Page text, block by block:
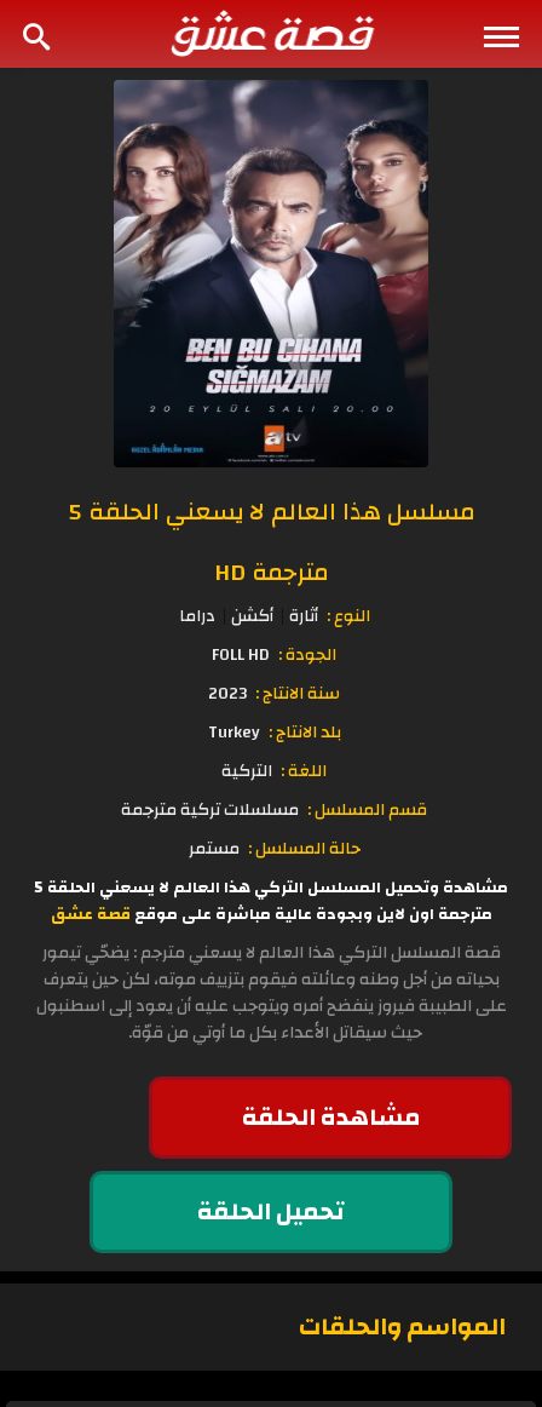
مسلسل هذا العالم لا يسعني الحلقة 5
مترجمة HD
النوع : أثارة أكشن دراما
الجودة : FOLL HD
سنة الانتاج : 2023
بلد الانتاج : Turkey
اللغة : التركية
قسم المسلسل : مسلسلات تركية مترجمة
حالة المسلسل : مستمر
مشاهدة وتحميل المسلسل التركي هذا العالم لا يسعني الحلقة 5
مترجمة اون لاين وبجودة عالية مباشرة على موقع قصة عشق
قصة المسلسل التركي هذا العالم لا يسعني مترجم : يضحّي تيمور
بحياته من أجل وطنه وعائلته فيقوم بتزييف موته، لكن حين يتعرف
على الطبيبة فيروز ينفضح أمره ويتوجب عليه أن يعود إلى اسطنبول
حيث سيقاتل الأعداء بكل ما أوتي من قوّة.
مشاهدة الحلقة
تحميل الحلقة
المواسم والحلقات